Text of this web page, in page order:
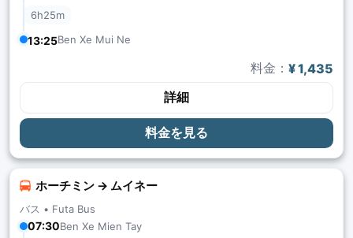
6h25m
13:25Ben Xe Mui Ne
料金： ¥ 1,435
詳細
料金を見る
ホーチミン → ムイネー
バス • Futa Bus
07:30Ben Xe Mien Tay